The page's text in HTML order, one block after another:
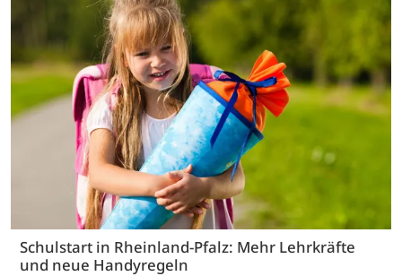
Schulstart in Rheinland-Pfalz: Mehr Lehrkräfte
und neue Handyregeln